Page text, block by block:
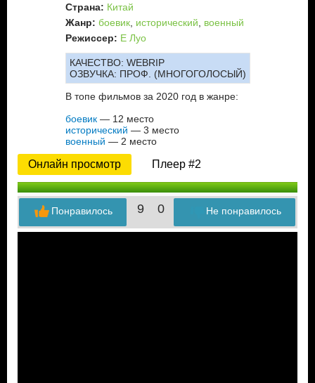
Страна: Китай
Жанр: боевик, исторический
военный
Режиссер: Е Луо
КАЧЕСТВО: WEBRIP
ОЗВУЧКА: ПРОФ. (МНОГОГОЛОСЫЙ)
В топе фильмов за 2020 год в жанре:
боевик— 12 место
исторический — 3 место
военный — 2 место
Онлайн просмотр Плеер #2
9 0 Не понравилось
Понравилось